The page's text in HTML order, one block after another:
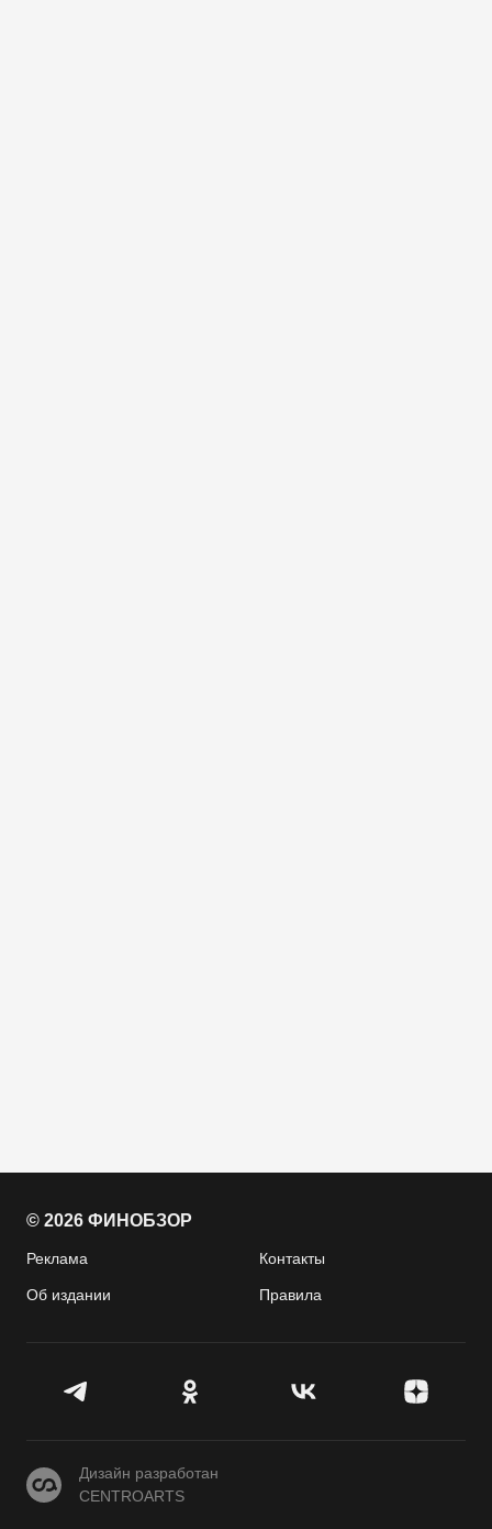
© 2026 ФИНОБЗОР
Реклама Контакты
Об издании Правила
CENTROARTS